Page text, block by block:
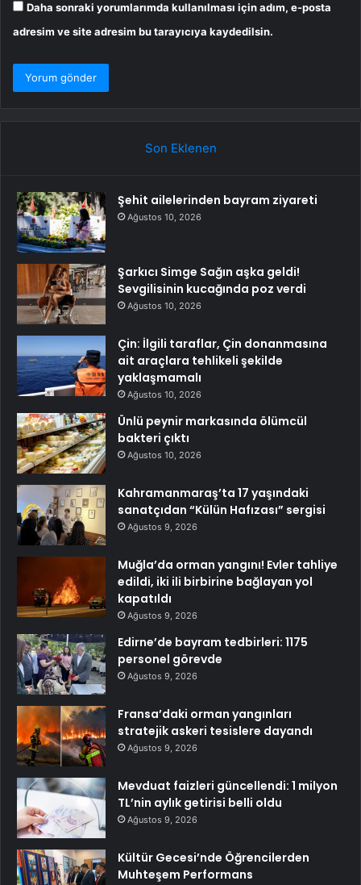
Daha sonraki yorumlarımda kullanılması için adım, e-posta
adresim ve site adresim bu tarayıcıya kaydedilsin.
Son Eklenen
Şehit ailelerinden bayram ziyareti
Ağustos 10, 2026
Şarkıcı Simge Sağın aşka geldi!
Sevgilisinin kucağında poz verdi
Ağustos 10, 2026
Çin: İlgili taraflar, Çin donanmasına
ait araçlara tehlikeli şekilde
yaklaşmamalı
Ağustos 10, 2026
Ünlü peynir markasında ölümcül
bakteri çıktı
Ağustos 10, 2026
Kahramanmaraş’ta 17 yaşındaki
sanatçıdan “Külün Hafızası” sergisi
Ağustos 9, 2026
Muğla’da orman yangını! Evler tahliye
edildi, iki ili birbirine bağlayan yol
kapatıldı
Ağustos 9, 2026
Edirne’de bayram tedbirleri: 1175
personel görevde
Ağustos 9, 2026
Fransa’daki orman yangınları
stratejik askeri tesislere dayandı
Ağustos 9, 2026
Mevduat faizleri güncellendi: 1 milyon
TL’nin aylık getirisi belli oldu
Ağustos 9, 2026
Kültür Gecesi’nde Öğrencilerden
Muhteşem Performans